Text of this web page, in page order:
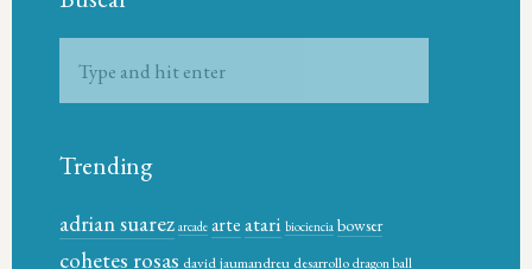
Trending
adrian suarez arcade arteatari biociencia bowser
cohetes rosas david jaumandreu desarrollodragon ball